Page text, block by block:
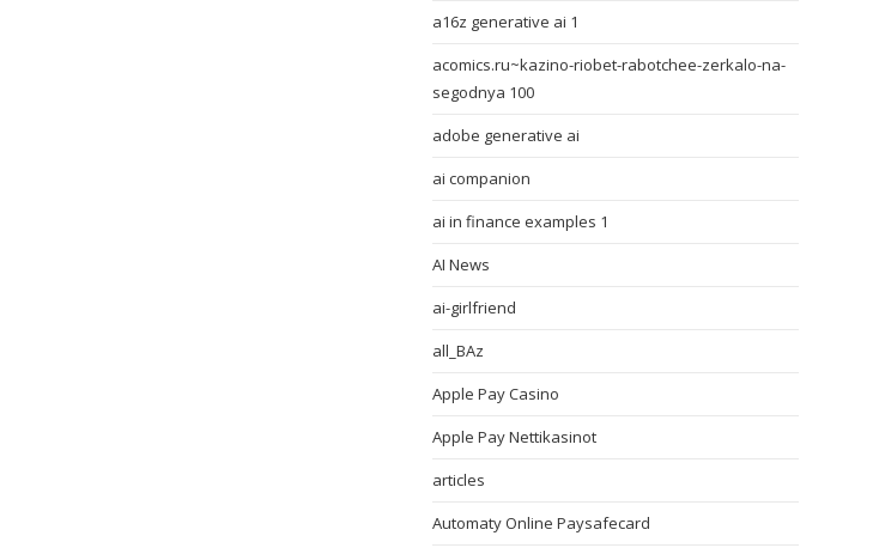
a16z generative ai 1
acomics.ru~kazino-riobet-rabotchee-zerkalo-na-
segodnya 100
adobe generative ai
ai companion
ai in finance examples 1
AI News
ai-girlfriend
all_BAz
Apple Pay Casino
Apple Pay Nettikasinot
articles
Automaty Online Paysafecard